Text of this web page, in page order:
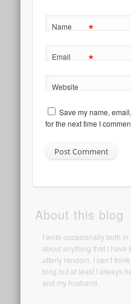
Name *
Email *
Website
Save my name,
for the next time I
About this blog
I write occasionally both
about anything that I have
utterly random. I can’t
blog but at least I always
and my husband.